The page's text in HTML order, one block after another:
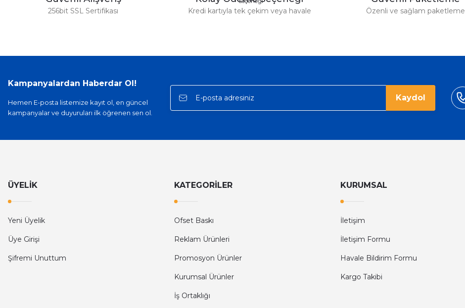
256bit SSL Sertifikası Kredi kartıyla tek çekim veya havale Özenli ve sağlam paketleme
Kampanyalardan Haberdar Ol!
Hemen E-posta listemize kayıt ol, en güncel
kampanyalar ve duyuruları ilk öğrenen sen ol.
Kaydol
ÜYELİK
Yeni Üyelik
Üye Girişi
Şifremi Unuttum
KATEGORİLER
Ofset Baskı
Reklam Ürünleri
Promosyon Ürünler
Kurumsal Ürünler
İş Ortaklığı
KURUMSAL
İletişim
İletişim Formu
Havale Bildirim Formu
Kargo Takibi